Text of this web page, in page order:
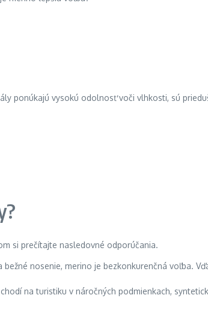
ponúkajú vysokú odolnosť voči vlhkosti, sú
si prečítajte nasledovné odporúčania.
nosenie, merino je bezkonkurenčná voľba.
na turistiku v náročných podmienkach,